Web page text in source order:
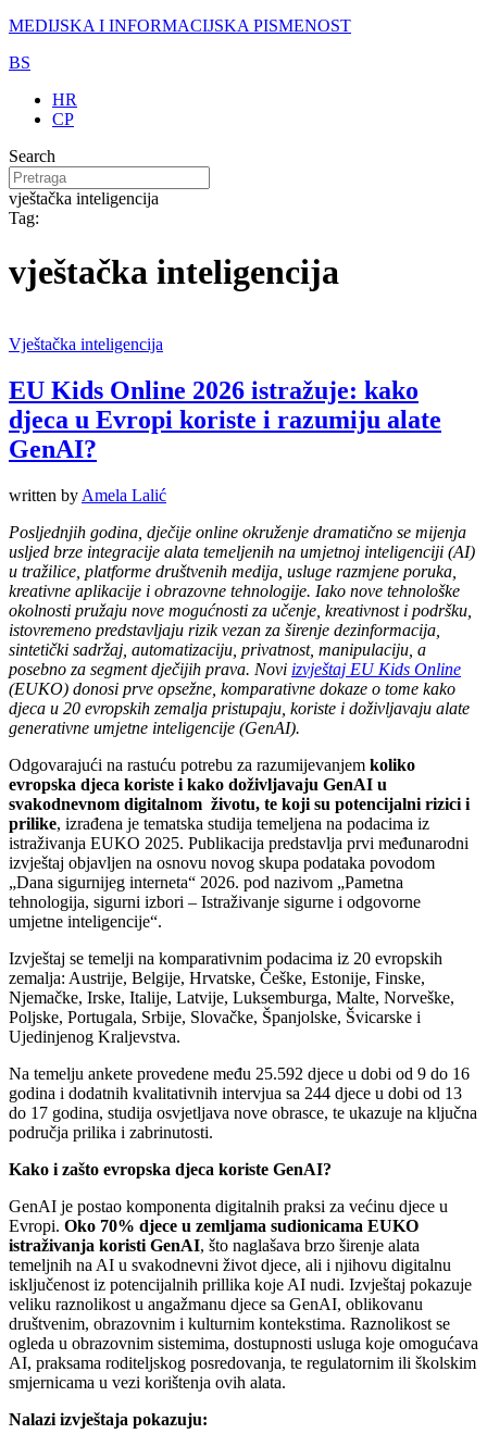
MEDIJSKA I INFORMACIJSKA PISMENOST
BS
HR
CP
Search
vještačka inteligencija
Tag:
vještačka inteligencija
Vještačka inteligencija
EU Kids Online 2026 istražuje: kako
djeca u Evropi koriste i razumiju alate
GenAI?
written by Amela Lalić
Posljednjih godina, dječije online okruženje dramatično se mijenja
usljed brze integracije alata temeljenih na umjetnoj inteligenciji (AI)
u tražilice, platforme društvenih medija, usluge razmjene poruka,
kreativne aplikacije i obrazovne tehnologije. Iako nove tehnološke
okolnosti pružaju nove mogućnosti za učenje, kreativnost i podršku,
istovremeno predstavljaju rizik vezan za širenje dezinformacija,
sintetički sadržaj, automatizaciju, privatnost, manipulaciju, a
posebno za segment dječijih prava. Novi izvještaj EU Kids Online
(EUKO) donosi prve opsežne, komparativne dokaze o tome kako
djeca u 20 evropskih zemalja pristupaju, koriste i doživljavaju alate
generativne umjetne inteligencije (GenAI).
Odgovarajući na rastuću potrebu za razumijevanjem koliko
evropska djeca koriste i kako doživljavaju GenAI u
svakodnevnom digitalnom životu, te koji su potencijalni rizici i
prilike, izrađena je tematska studija temeljena na podacima iz
istraživanja EUKO 2025. Publikacija predstavlja prvi međunarodni
izvještaj objavljen na osnovu novog skupa podataka povodom
„Dana sigurnijeg interneta“ 2026. pod nazivom „Pametna
tehnologija, sigurni izbori – Istraživanje sigurne i odgovorne
umjetne inteligencije“.
Izvještaj se temelji na komparativnim podacima iz 20 evropskih
zemalja: Austrije, Belgije, Hrvatske, Češke, Estonije, Finske,
Njemačke, Irske, Italije, Latvije, Luksemburga, Malte, Norveške,
Poljske, Portugala, Srbije, Slovačke, Španjolske, Švicarske i
Ujedinjenog Kraljevstva.
Na temelju ankete provedene među 25.592 djece u dobi od 9 do 16
godina i dodatnih kvalitativnih intervjua sa 244 djece u dobi od 13
do 17 godina, studija osvjetljava nove obrasce, te ukazuje na ključna
područja prilika i zabrinutosti.
Kako i zašto evropska djeca koriste GenAI?
GenAI je postao komponenta digitalnih praksi za većinu djece u
Evropi. Oko 70% djece u zemljama sudionicama EUKO
istraživanja koristi GenAI, što naglašava brzo širenje alata
temeljnih na AI u svakodnevni život djece, ali i njihovu digitalnu
isključenost iz potencijalnih prillika koje AI nudi. Izvještaj pokazuje
veliku raznolikost u angažmanu djece sa GenAI, oblikovanu
društvenim, obrazovnim i kulturnim kontekstima. Raznolikost se
ogleda u obrazovnim sistemima, dostupnosti usluga koje omogućava
AI, praksama roditeljskog posredovanja, te regulatornim ili školskim
smjernicama u vezi korištenja ovih alata.
Nalazi izvještaja pokazuju: